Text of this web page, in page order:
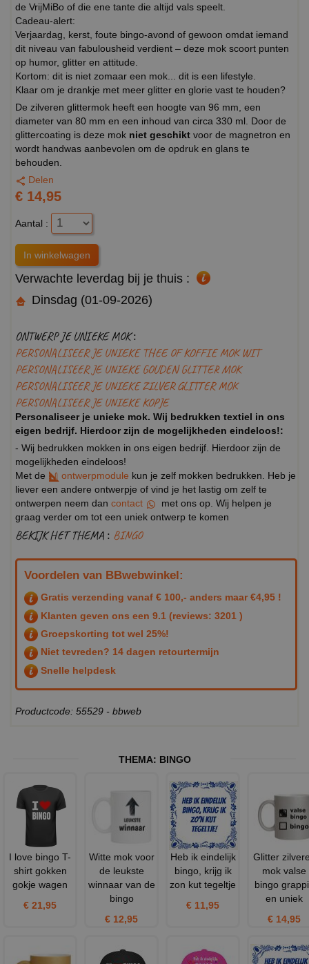
de VrijMiBo of die ene tante die altijd vals speelt.
Cadeau-alert:
Verjaardag, kerst, foute bingo-avond of gewoon omdat iemand
dit niveau van fabulousheid verdient – deze mok scoort punten
op humor, glitter en attitude.
Kortom: dit is niet zomaar een mok... dit is een lifestyle.
Klaar om je drankje met meer glitter en glorie vast te houden?
De zilveren glittermok heeft een hoogte van 96 mm, een
diameter van 80 mm en een inhoud van circa 330 ml. Door de
glittercoating is deze mok niet geschikt voor de magnetron en
wordt handwas aanbevolen om de opdruk en glans te
behouden.
Delen
€ 14,95
Aantal :
Verwachte leverdag bij je thuis :
Dinsdag (01-09-2026)
ONTWERP JE UNIEKE MOK :
PERSONALISEER JE UNIEKE THEE OF KOFFIE MOK WIT
PERSONALISEER JE UNIEKE GOUDEN GLITTER MOK
PERSONALISEER JE UNIEKE ZILVER GLITTER MOK
PERSONALISEER JE UNIEKE KOPJE
Personaliseer je unieke mok. Wij bedrukken textiel in ons
eigen bedrijf. Hierdoor zijn de mogelijkheden eindeloos!:
- Wij bedrukken mokken in ons eigen bedrijf. Hierdoor zijn de
mogelijkheden eindeloos!
Met de
ontwerpmodule kun je zelf mokken bedrukken. Heb je
liever een andere ontwerpje of vind je het lastig om zelf te
ontwerpen neem dan contact
met ons op. Wij helpen je
graag verder om tot een uniek ontwerp te komen
BEKIJK HET THEMA : BINGO
Voordelen van BBwebwinkel:
Gratis verzending vanaf € 100,- anders maar €4,95 !
Klanten geven ons een 9.1 (reviews: 3201 )
Groepskorting tot wel 25%!
Niet tevreden? 14 dagen retourtermijn
Snelle helpdesk
Productcode: 55529 - bbweb
THEMA: BINGO
I love bingo T-
shirt gokken
gokje wagen
€ 21,95
Witte mok voor
de leukste
winnaar van de
bingo
€ 12,95
Heb ik eindelijk
bingo, krijg ik
zon kut tegeltje
€ 11,95
Glitter
mok valse
bingo
en uniek
€ 14,95